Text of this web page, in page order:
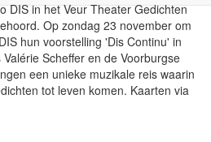
DIS in het Veur Theater Gedichten
Op zondag 23 november om
hun voorstelling 'Dis Continu' in
Scheffer en de Voorburgse
een unieke muzikale reis waarin
tot leven komen. Kaarten via